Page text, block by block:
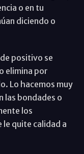
o en tu
diciendo o
positivo se
elimina por
Lo hacemos muy
las bondades o
los
quite calidad a